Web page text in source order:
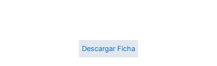
Descargar Ficha